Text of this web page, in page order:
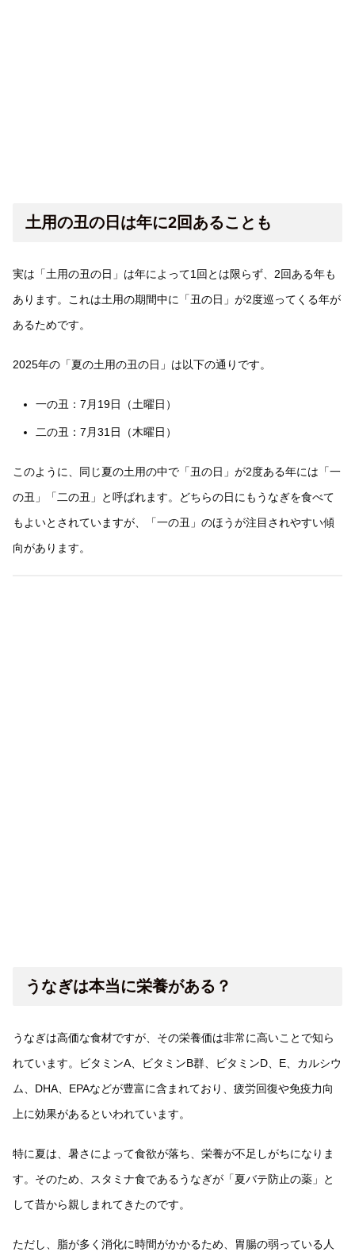
土用の丑の日は年に2回あることも
実は「土用の丑の日」は年によって1回とは限らず、2回ある年も
あります。これは土用の期間中に「丑の日」が2度巡ってくる年が
あるためです。
2025年の「夏の土用の丑の日」は以下の通りです。
一の丑：7月19日（土曜日）
二の丑：7月31日（木曜日）
このように、同じ夏の土用の中で「丑の日」が2度ある年には「一
の丑」「二の丑」と呼ばれます。どちらの日にもうなぎを食べて
もよいとされていますが、「一の丑」のほうが注目されやすい傾
向があります。
うなぎは本当に栄養がある？
うなぎは高価な食材ですが、その栄養価は非常に高いことで知ら
れています。ビタミンA、ビタミンB群、ビタミンD、E、カルシウ
ム、DHA、EPAなどが豊富に含まれており、疲労回復や免疫力向
上に効果があるといわれています。
特に夏は、暑さによって食欲が落ち、栄養が不足しがちになりま
す。そのため、スタミナ食であるうなぎが「夏バテ防止の薬」と
して昔から親しまれてきたのです。
ただし、脂が多く消化に時間がかかるため、胃腸の弱っている人